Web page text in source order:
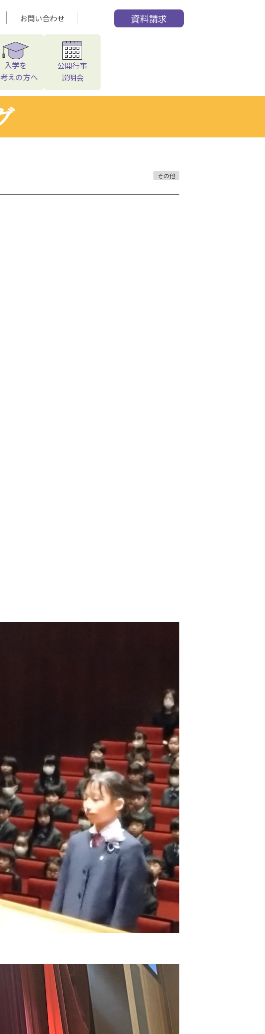
お問い合わせ 資料請求
入学を
えの方へ
公開行事
説明会
その他